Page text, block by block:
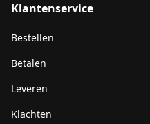
Klantenservice
Bestellen
Betalen
Leveren
Klachten